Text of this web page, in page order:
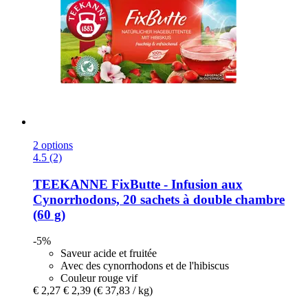
2 options
4.5 (2)
TEEKANNE FixButte -​ Infusion aux
Cynorrhodons, 20 sachets à double chambre
(60 g)
-5%
Saveur acide et fruitée
Avec des cynorrhodons et de l'hibiscus
Couleur rouge vif
€ 2,27 € 2,39 (€ 37,83 / kg)